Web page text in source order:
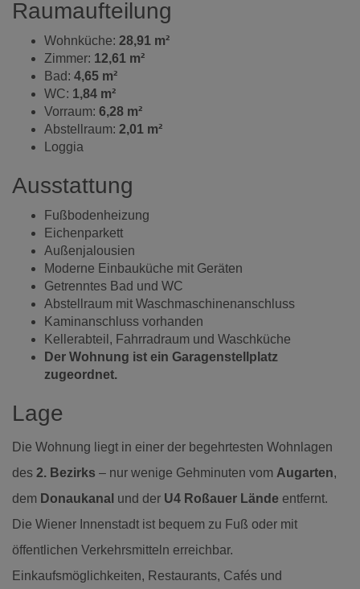
Raumaufteilung
Wohnküche: 28,91 m²
Zimmer: 12,61 m²
Bad: 4,65 m²
WC: 1,84 m²
Vorraum: 6,28 m²
Abstellraum: 2,01 m²
Loggia
Ausstattung
Fußbodenheizung
Eichenparkett
Außenjalousien
Moderne Einbauküche mit Geräten
Getrenntes Bad und WC
Abstellraum mit Waschmaschinenanschluss
Kaminanschluss vorhanden
Kellerabteil, Fahrradraum und Waschküche
Der Wohnung ist ein Garagenstellplatz
zugeordnet.
Lage
Die Wohnung liegt in einer der begehrtesten Wohnlagen
des 2. Bezirks – nur wenige Gehminuten vom Augarten,
dem Donaukanal und der U4 Roßauer Lände entfernt.
Die Wiener Innenstadt ist bequem zu Fuß oder mit
öffentlichen Verkehrsmitteln erreichbar.
Einkaufsmöglichkeiten, Restaurants, Cafés und